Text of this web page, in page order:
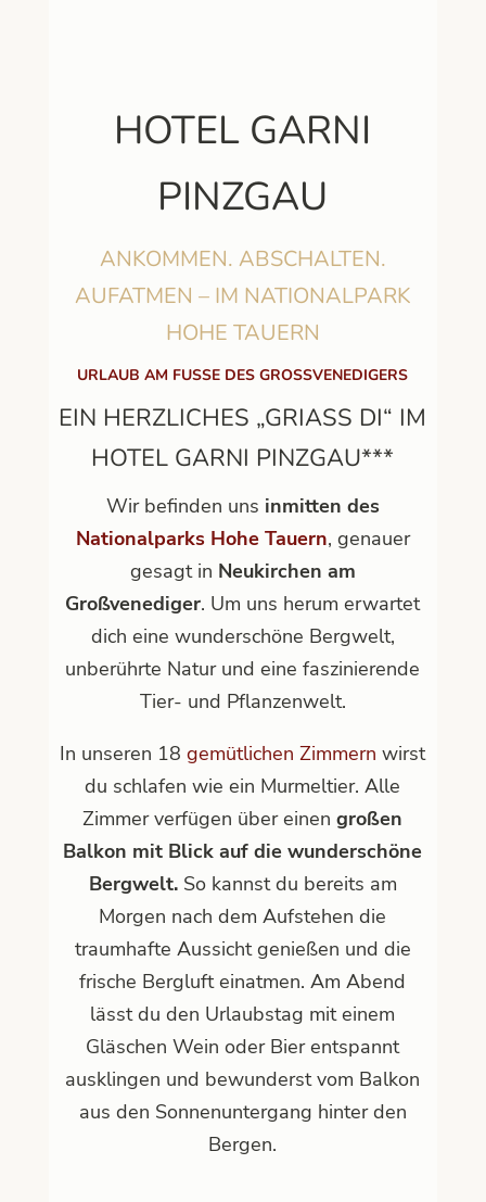
HOTEL GARNI
PINZGAU
ANKOMMEN. ABSCHALTEN.
AUFATMEN – IM NATIONALPARK
HOHE TAUERN
URLAUB AM FUSSE DES GROSSVENEDIGERS
EIN HERZLICHES „GRIASS DI“ IM
HOTEL GARNI PINZGAU***
Wir befinden uns inmitten des
Nationalparks Hohe Tauern, genauer
gesagt in Neukirchen am
Großvenediger. Um uns herum erwartet
dich eine wunderschöne Bergwelt,
unberührte Natur und eine faszinierende
Tier- und Pflanzenwelt.
In unseren 18 gemütlichen Zimmern wirst
du schlafen wie ein Murmeltier. Alle
Zimmer verfügen über einen großen
Balkon mit Blick auf die wunderschöne
Bergwelt. So kannst du bereits am
Morgen nach dem Aufstehen die
traumhafte Aussicht genießen und die
frische Bergluft einatmen. Am Abend
lässt du den Urlaubstag mit einem
Gläschen Wein oder Bier entspannt
ausklingen und bewunderst vom Balkon
aus den Sonnenuntergang hinter den
Bergen.